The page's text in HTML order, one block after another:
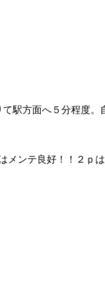
駅方面へ５分程度
メンテ良好！！２ｐ